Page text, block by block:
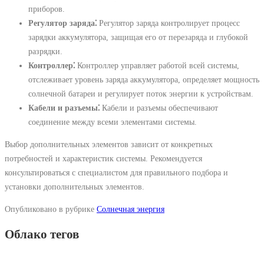
приборов.
Регулятор заряда⁚ Регулятор заряда контролирует процесс
зарядки аккумулятора, защищая его от перезаряда и глубокой
разрядки.
Контроллер⁚ Контроллер управляет работой всей системы,
отслеживает уровень заряда аккумулятора, определяет мощность
солнечной батареи и регулирует поток энергии к устройствам.
Кабели и разъемы⁚ Кабели и разъемы обеспечивают
соединение между всеми элементами системы.
Выбор дополнительных элементов зависит от конкретных
потребностей и характеристик системы. Рекомендуется
консультироваться с специалистом для правильного подбора и
установки дополнительных элементов.
Опубликовано в рубрике Солнечная энергия
Облако тегов